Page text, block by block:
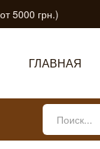
5000 грн.)
ГЛАВНАЯ